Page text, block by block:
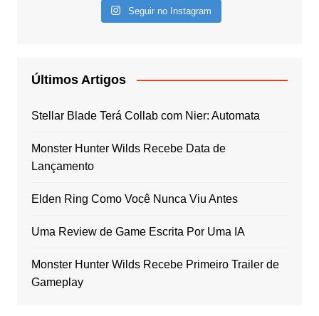
Seguir no Instagram
Últimos Artigos
Stellar Blade Terá Collab com Nier: Automata
Monster Hunter Wilds Recebe Data de
Lançamento
Elden Ring Como Você Nunca Viu Antes
Uma Review de Game Escrita Por Uma IA
Monster Hunter Wilds Recebe Primeiro Trailer de
Gameplay